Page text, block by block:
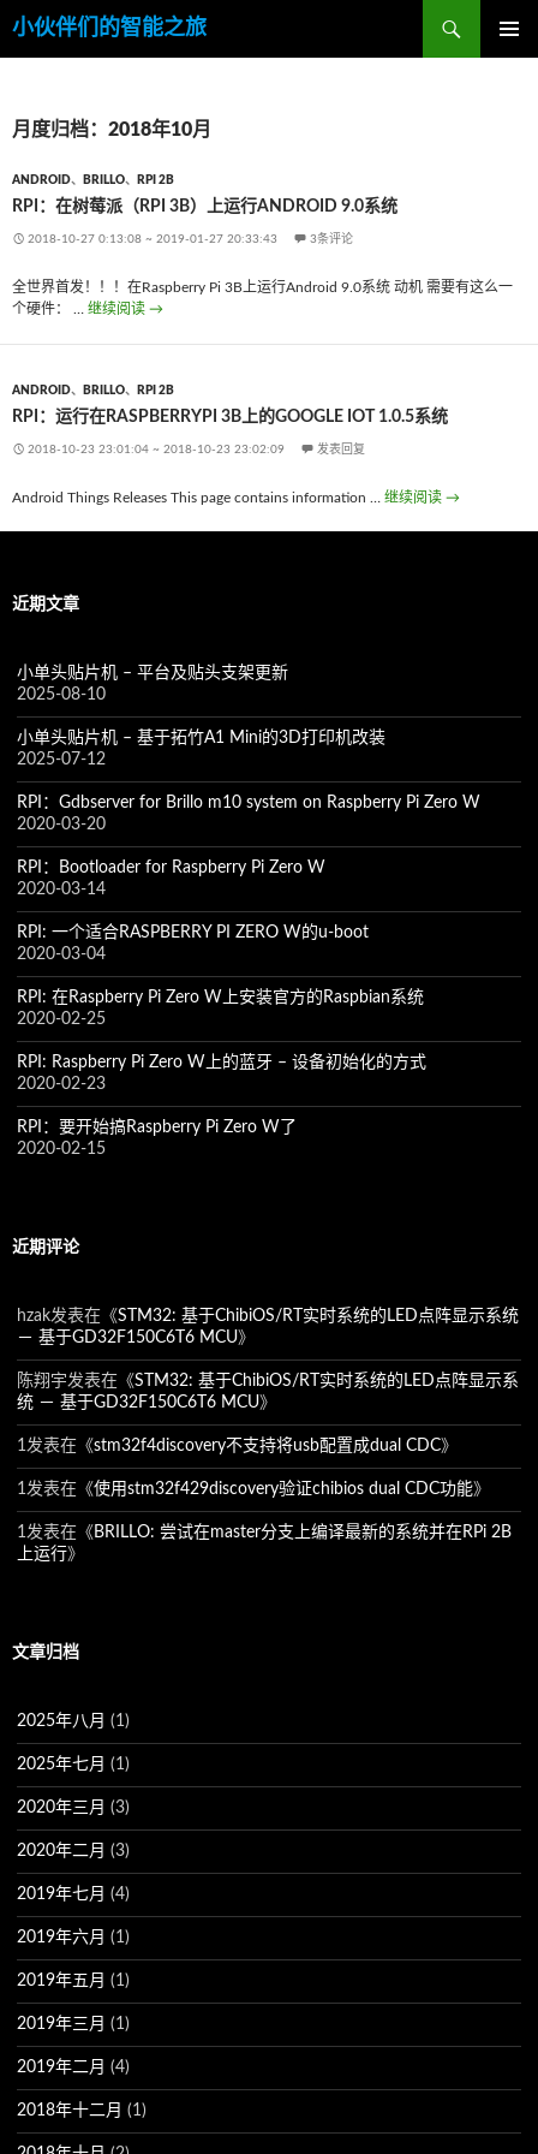
小伙伴们的智能之旅
索
容
月度归档：2018年10月
ANDROID、 BRILLO、 RPI 2B
RPI：在树莓派（RPI 3B）上运行ANDROID 9.0系统
2018-10-27 0:13:08 ~ 2019-01-27 20:33:43 3条评论
全世界首发！！！在Raspberry Pi 3B上运行Android 9.0系统 动机 需要有这么一
个硬件： … 继续阅读 RPI：在树莓派（RPI 3B）上运行Android 9.0系统
→
ANDROID、 BRILLO、 RPI 2B
RPI：运行在RASPBERRYPI 3B上的GOOGLE IOT 1.0.5系统
2018-10-23 23:01:04 ~ 2018-10-23 23:02:09 发表回复
Android Things Releases This page contains information … 继续阅读 RPI：运行在
→
近期文章
小单头贴片机 – 平台及贴头支架更新
2025-08-10
小单头贴片机 – 基于拓竹A1 Mini的3D打印机改装
2025-07-12
RPI：Gdbserver for Brillo m10 system on Raspberry Pi Zero W
2020-03-20
RPI：Bootloader for Raspberry Pi Zero W
2020-03-14
RPI: 一个适合RASPBERRY PI ZERO W的u-boot
2020-03-04
RPI: 在Raspberry Pi Zero W上安装官方的Raspbian系统
2020-02-25
RPI: Raspberry Pi Zero W上的蓝牙 – 设备初始化的方式
2020-02-23
RPI：要开始搞Raspberry Pi Zero W了
2020-02-15
近期评论
hzak发表在《STM32: 基于ChibiOS/RT实时系统的LED点阵显示系统
－ 基于GD32F150C6T6 MCU》
陈翔宇发表在《STM32: 基于ChibiOS/RT实时系统的LED点阵显示系
统 － 基于GD32F150C6T6 MCU》
1发表在《stm32f4discovery不支持将usb配置成dual CDC》
1发表在《使用stm32f429discovery验证chibios dual CDC功能》
1发表在《 BRILLO: 尝试在master分支上编译最新的系统并在RPi 2B
上运行》
文章归档
2025年八月 (1)
2025年七月 (1)
2020年三月 (3)
2020年二月 (3)
2019年七月 (4)
2019年六月 (1)
2019年五月 (1)
2019年三月 (1)
2019年二月 (4)
2018年十二月 (1)